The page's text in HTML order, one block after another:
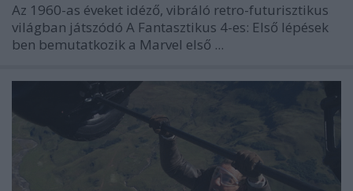
Az 1960-as éveket idéző, vibráló retro-futurisztikus
világban játszódó A Fantasztikus 4-es: Első lépések
ben bemutatkozik a Marvel első ...